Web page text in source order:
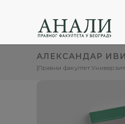
АЛЕКСАНДАР
[Правни факултет